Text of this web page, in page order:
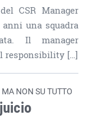
CSR Manager
una squadra
Il manager
responsibility […]
NON SU TUTTO